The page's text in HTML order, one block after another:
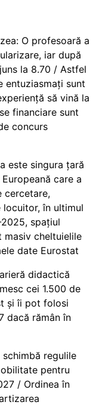
O profesoară a
iar după
la 8.70 / Astfel
entuziasmați sunt
să vină la
financiare sunt
concurs
este singura țară
care a
cercetare,
în ultimul
spațiul
masiv cheltuielile
date Eurostat
didactică
cei 1.500 de
și îi pot folosi
dacă rămân în
regulile
pentru
/ Ordinea în